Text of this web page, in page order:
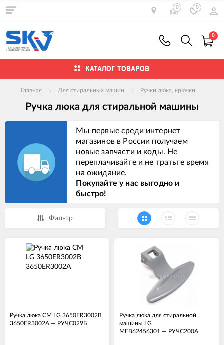
0 0
0
КАТАЛОГ ТОВАРОВ
Главная Для стиральных машин Ручки люка, крючки
Ручка люка для стиральной машины
Мы первые среди интернет
магазинов в России получаем
новые запчасти и коды. Не
переплачивайте и не тратьте время
на ожидание.
Покупайте у нас выгодно и
быстро!
Фильтр
Ручка люка СМ LG 3650ER3002B
3650ER3002A — РУЧС029Б
Ручка люка для стиральной
машины LG
MEB62456301 — РУЧС200А